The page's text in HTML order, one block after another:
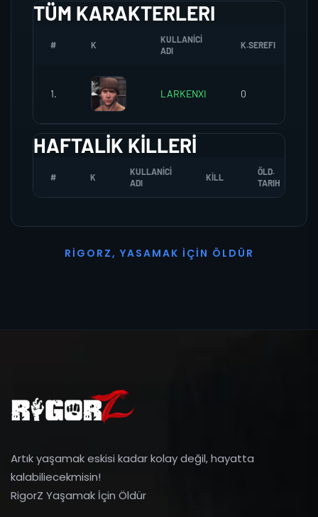
TÜM KARAKTERLERI
# K
KULLANICI
ADI
K.SEREFI
1. LARKENXI 0
HAFTALIK KILLERI
# K
KULLANICI
ADI
KILL
ÖLD.
TARIH
R I G O R Z, YASAMAK İ ÇI N Ö L D Ü R
Artık yaşamak eskisi kadar kolay değil, hayatta
kalabiliecekmisin!
RigorZ Yaşamak İçin Öldür